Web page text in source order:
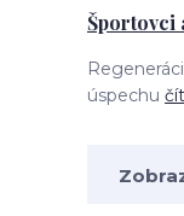
Športovci
úspechu